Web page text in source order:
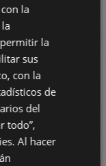
la
la
sus
con la
de
del
todo”,
Al hacer